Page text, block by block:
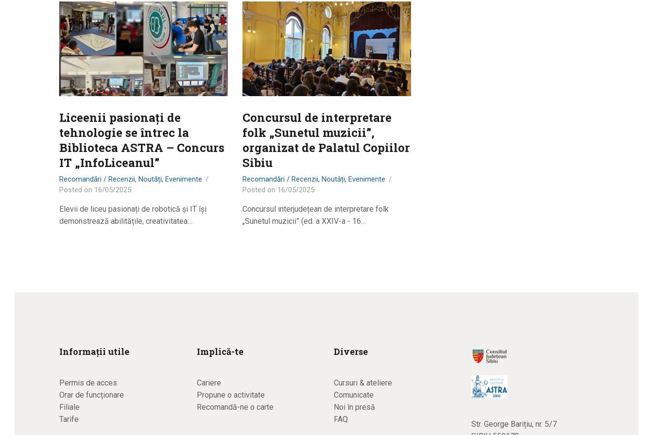
Liceenii pasionați de
tehnologie se întrec la
Biblioteca ASTRA – Concurs
IT „InfoLiceanul”
Recomandări / Recenzii, Noutăți, Evenimente
Posted on 16/05/2025
Elevii de liceu pasionați de robotică și IT își
demonstrează abilitățile, creativitatea…
Concursul de interpretare
folk „Sunetul muzicii”,
organizat de Palatul Copiilor
Sibiu
Recomandări / Recenzii, Noutăți, Evenimente
Posted on 16/05/2025
Concursul interjudețean de interpretare folk
„Sunetul muzicii” (ed. a XXIV-a - 16…
Informații utile
Permis de acces
Orar de funcționare
Filiale
Tarife
Implică-te
Cariere
Propune o activitate
Recomandă-ne o carte
Diverse
Cursuri & ateliere
Comunicate
Noi în presă
FAQ
Str. George Barițiu, nr. 5/7